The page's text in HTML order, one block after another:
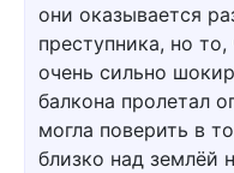
они оказывается
преступника, но
очень сильно
балкона пролетал
могла поверить в
близко над землёй